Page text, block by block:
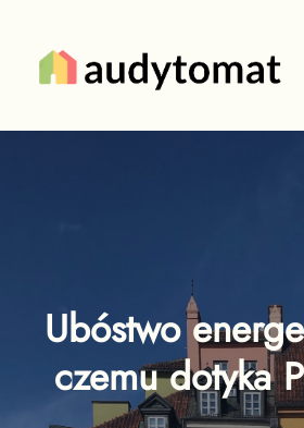
Ubóstwo
czemu dotyka